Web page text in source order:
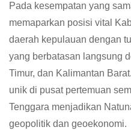
Pada kesempatan yang
memaparkan posisi vital
daerah kepulauan dengan
yang berbatasan langsung
Timur, dan Kalimantan
unik di pusat pertemuan
Tenggara menjadikan
geopolitik dan geoekonomi.